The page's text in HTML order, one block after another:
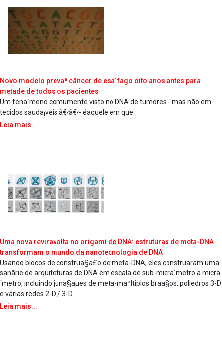
Novo modelo prevaª câncer de esa´fago oito anos antes para
metade de todos os pacientes
Um fena´meno comumente visto no DNA de tumores - mas não em
tecidos sauda¡veis â€‹â€‹- éaquele em que
Leia mais...
Uma nova reviravolta no origami de DNA: estruturas de meta-DNA
transformam o mundo da nanotecnologia de DNA
Usando blocos de construa§a£o de meta-DNA, eles construa­ram uma
sanãrie de arquiteturas de DNA em escala de sub-micra´metro a micra
´metro, incluindo juna§aµes de meta-maºltiplos braa§os, poliedros 3-D
e várias redes 2-D / 3-D.
Leia mais...